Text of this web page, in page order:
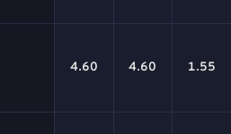
4.60 4.60 1.55